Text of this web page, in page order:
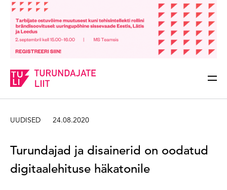
Sisesta märksõna
UUDISED 24.08.2020
Turundajad ja disainerid on oodatud
digitaalehituse häkatonile